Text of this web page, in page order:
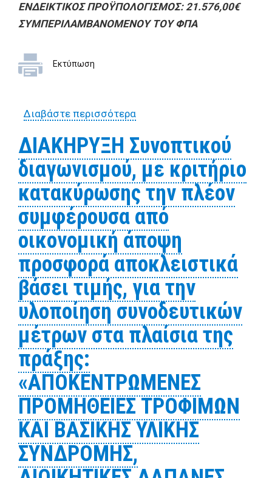
ΕΝΔΕΙΚΤΙΚΟΣ ΠΡΟΫΠΟΛΟΓΙΣΜΟΣ: 21.576,00€
ΣΥΜΠΕΡΙΛΑΜΒΑΝΟΜΕΝΟΥ ΤΟΥ ΦΠΑ
Εκτύπωση
Διαβάστε περισσότεραγια ΔΙΑΚΗΡΥΞΗ ΑΝΟΙΚΤΟΥ
ΔΙΑΓΩΝΙΣΜΟΥ ΓΙΑ «ΕΡΓΑΣΙΕΣ
ΚΑΘΑΡΙΣΜΟΥ ΤΑΦΡΩΝ ΤΟΥ
ΔΗΜΟΥ ΒΟΛΟΥ »
ΔΙΑΚΗΡΥΞΗ Συνοπτικού
διαγωνισμού, με κριτήριο
κατακύρωσης την πλέον
συμφέρουσα από
οικονομική άποψη
προσφορά αποκλειστικά
βάσει τιμής, για την
υλοποίηση συνοδευτικών
μέτρων στα πλαίσια της
πράξης:
«ΑΠΟΚΕΝΤΡΩΜΕΝΕΣ
ΠΡΟΜΗΘΕΙΕΣ ΤΡΟΦΙΜΩΝ
ΚΑΙ ΒΑΣΙΚΗΣ ΥΛΙΚΗΣ
ΣΥΝΔΡΟΜΗΣ,